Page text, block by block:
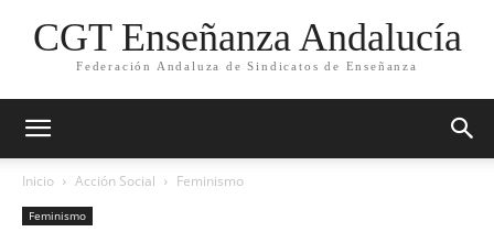
CGT Enseñanza Andalucía
Federación Andaluza de Sindicatos de Enseñanza
Inicio Acción Social Feminismo
Feminismo